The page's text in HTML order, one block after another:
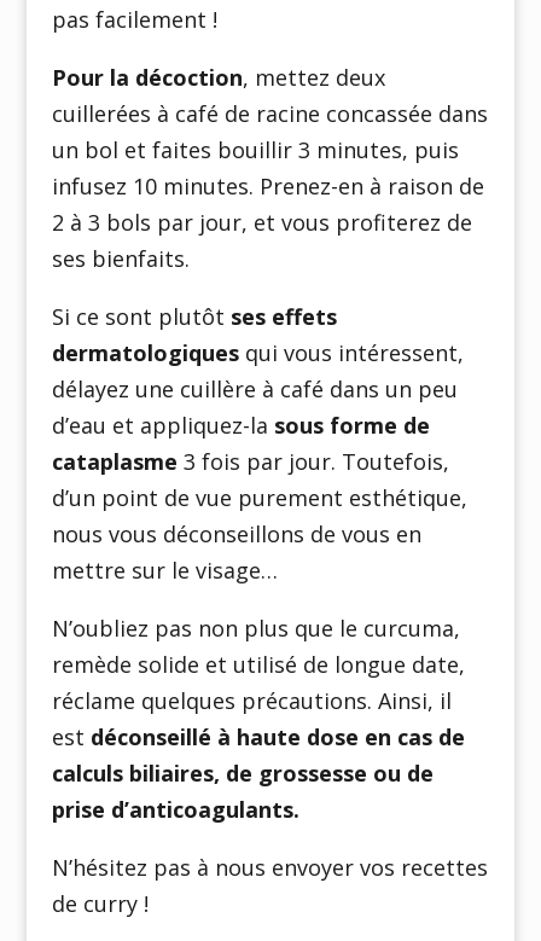
pas facilement !
Pour la décoction, mettez deux
cuillerées à café de racine concassée dans
un bol et faites bouillir 3 minutes, puis
infusez 10 minutes. Prenez-en à raison de
2 à 3 bols par jour, et vous profiterez de
ses bienfaits.
Si ce sont plutôt ses effets
dermatologiquesqui vous intéressent,
délayez une cuillère à café dans un peu
d’eau et appliquez-la sous forme de
cataplasme 3 fois par jour. Toutefois,
d’un point de vue purement esthétique,
nous vous déconseillons de vous en
mettre sur le visage…
N’oubliez pas non plus que le curcuma,
remède solide et utilisé de longue date,
réclame quelques précautions. Ainsi, il
est déconseillé à haute dose en cas de
calculs biliaires, de grossesse ou de
prise d’anticoagulants.
N’hésitez pas à nous envoyer vos recettes
de curry !